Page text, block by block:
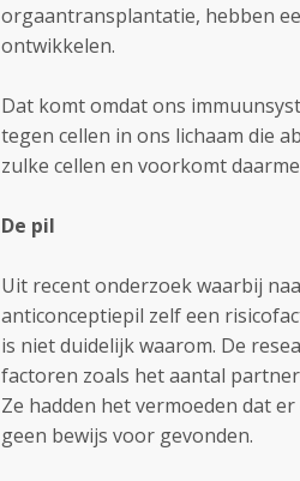
orgaantransplantatie, hebben
ontwikkelen.
Dat komt omdat ons
tegen cellen in ons lichaam die
zulke cellen en voorkomt
De pil
Uit recent onderzoek waarbij
anticonceptiepil zelf een
is niet duidelijk waarom. De
factoren zoals het aantal
Ze hadden het vermoeden dat
geen bewijs voor gevonden.